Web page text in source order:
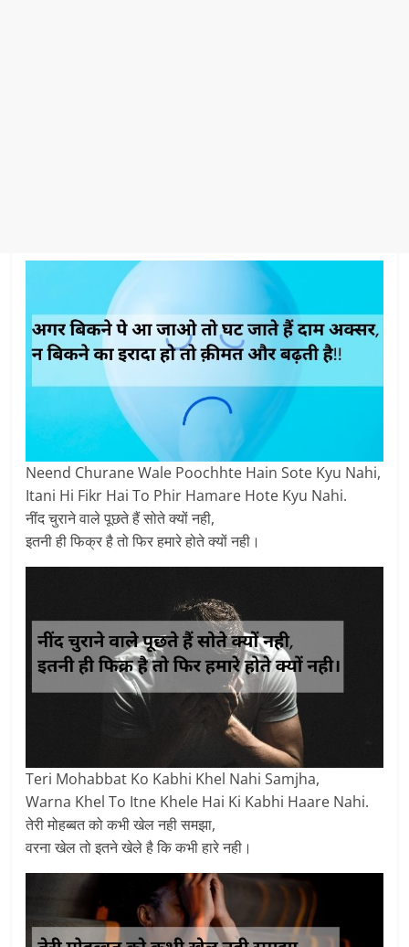
Neend Churane Wale Poochhte Hain Sote Kyu Nahi,
Itani Hi Fikr Hai To Phir Hamare Hote Kyu Nahi.
नींद चुराने वाले पूछते हैं सोते क्यों नही,
इतनी ही फिक्र है तो फिर हमारे होते क्यों नही।
Teri Mohabbat Ko Kabhi Khel Nahi Samjha,
Warna Khel To Itne Khele Hai Ki Kabhi Haare Nahi.
तेरी मोहब्बत को कभी खेल नही समझा,
वरना खेल तो इतने खेले है कि कभी हारे नही।